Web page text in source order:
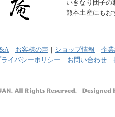
いきなり団子の
熊本土産にもお
お客様の声 ショップ情報
企
ライバシーポリシー お問い合わせ